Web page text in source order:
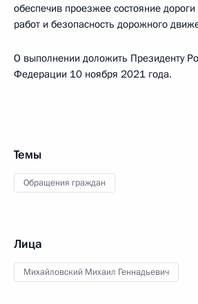
обеспечив проезжее состояние
работ и безопасность дорожного
О выполнении доложить Президенту
Федерации 10 ноября 2021 года.
Темы
Обращения граждан
Лица
Михайловский Михаил Геннадьевич